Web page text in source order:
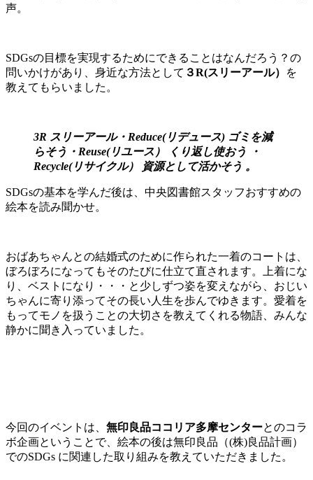
声。
SDGsの目標を実現するためにできることはなんだろう？の
問いかけがあり、身近な方法として ３R(スリーアール）
を
教えてもらいました。
3R スリーアール・Reduce(リデュース) ゴミを減
らそう ・Reuse(リユース） くり返し使おう
・
Recycle(リサイクル） 資源として活かそう 。
SDGsの基本を学んだ後は、中央図書館スタッフおすすめの
絵本を読み聞かせ。
おばあちゃんとの結婚式のために作られた一着のコートは、
ぼろぼろになってもそのたびに仕立て直されます。上着にな
り、ベストになり・・・と少しずつ姿を変えながら、おじい
ちゃんに寄り添ってその長い人生を歩んでゆきます。愛着を
もってモノを扱うことの大切さを教えてくれる物語、みんな
静かに聞き入っていました。
今回のイベントは、 無印良品ココリア多摩センターとのコラ
ボ企画ということで、絵本の後は無印良品（(株)良品計画）
でのSDGs に関連した取り組みを教えていただきました。